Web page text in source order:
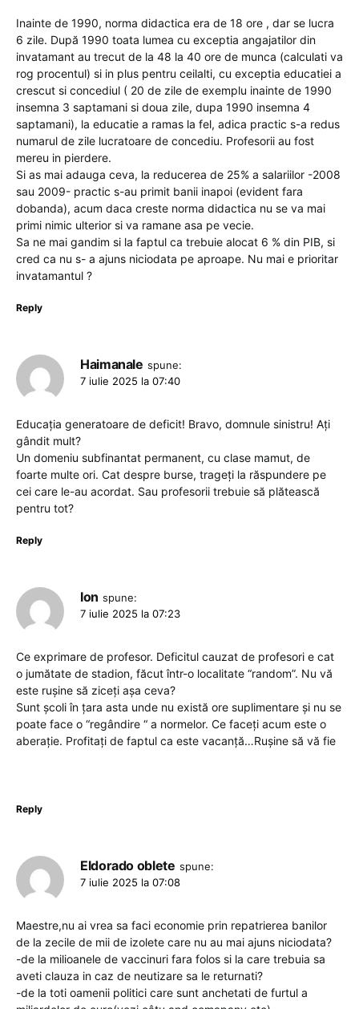
Inainte de 1990, norma didactica era de 18 ore , dar se lucra
6 zile. După 1990 toata lumea cu exceptia angajatilor din
invatamant au trecut de la 48 la 40 ore de munca (calculati va
rog procentul) si in plus pentru ceilalti, cu exceptia educatiei a
crescut si concediul ( 20 de zile de exemplu inainte de 1990
insemna 3 saptamani si doua zile, dupa 1990 insemna 4
saptamani), la educatie a ramas la fel, adica practic s-a redus
numarul de zile lucratoare de concediu. Profesorii au fost
mereu in pierdere.
Si as mai adauga ceva, la reducerea de 25% a salariilor -2008
sau 2009- practic s-au primit banii inapoi (evident fara
dobanda), acum daca creste norma didactica nu se va mai
primi nimic ulterior si va ramane asa pe vecie.
Sa ne mai gandim si la faptul ca trebuie alocat 6 % din PIB, si
cred ca nu s- a ajuns niciodata pe aproape. Nu mai e prioritar
invatamantul ?
Reply
Haimanale spune:
7 iulie 2025 la 07:40
Educația generatoare de deficit! Bravo, domnule sinistru! Ați
gândit mult?
Un domeniu subfinantat permanent, cu clase mamut, de
foarte multe ori. Cat despre burse, trageți la răspundere pe
cei care le-au acordat. Sau profesorii trebuie să plătească
pentru tot?
Reply
Ion spune:
7 iulie 2025 la 07:23
Ce exprimare de profesor. Deficitul cauzat de profesori e cat
o jumătate de stadion, făcut într-o localitate “random”. Nu vă
este rușine să ziceți așa ceva?
Sunt școli în țara asta unde nu există ore suplimentare și nu se
poate face o “regândire “ a normelor. Ce faceți acum este o
aberație. Profitați de faptul ca este vacanță…Rușine să vă fie
Reply
Eldorado oblete spune:
7 iulie 2025 la 07:08
Maestre,nu ai vrea sa faci economie prin repatrierea banilor
de la zecile de mii de izolete care nu au mai ajuns niciodata?
-de la milioanele de vaccinuri fara folos si la care trebuia sa
aveti clauza in caz de neutizare sa le returnati?
-de la toti oamenii politici care sunt anchetati de furtul a